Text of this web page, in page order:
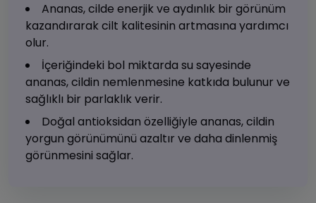
Ananas, cilde enerjik ve aydınlık bir görünüm
kazandırarak cilt kalitesinin artmasına yardımcı
olur.
İçeriğindeki bol miktarda su sayesinde
ananas, cildin nemlenmesine katkıda bulunur ve
sağlıklı bir parlaklık verir.
Doğal antioksidan özelliğiyle ananas, cildin
yorgun görünümünü azaltır ve daha dinlenmiş
görünmesini sağlar.